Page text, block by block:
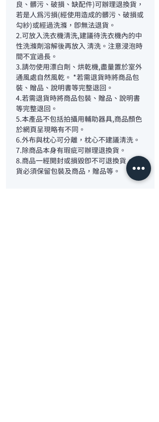
良、髒污、破損、缺配件)可辦理退換貨，
若是人為污損(經使用造成的髒污、破損或
勾紗)或經過洗滌，即無法退貨。
2.可放入洗衣機清洗,建議待洗衣機內的中
性洗滌劑溶解後再放入 清洗。注意浸泡時
間不宜過長。
3.請勿使用漂白劑、烘乾機,盡量置於室外
通風處自然風乾。 *若需退貨時將商品包
裝、贈品、說明書等完整退回。
4.若需退貨時將商品包裝、贈品、說明書
等完整退回。
5.本產品不包括拍攝用輔助器具,商品顏色
於網頁呈現略有不同。
6.外布與枕心可分離，枕心不建議清洗。
7.除商品本身有瑕疵可辦理退換貨。
8.商品一經開封或損毀即不可退換貨，退
貨必須保留包裝及商品，贈品等。